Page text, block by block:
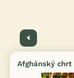
Předchozí
Afghánský chrt